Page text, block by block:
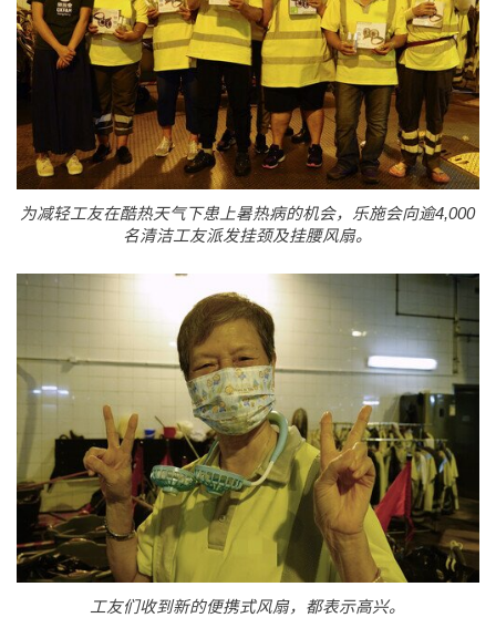
为减轻工友在酷热天气下患上暑热病的机会，乐施会向逾4,000
名清洁工友派发挂颈及挂腰风扇。
工友们收到新的便携式风扇，都表示高兴。